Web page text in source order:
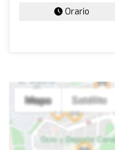
Orario